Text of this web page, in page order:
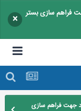
سازی بستر
×
فراهم سازی